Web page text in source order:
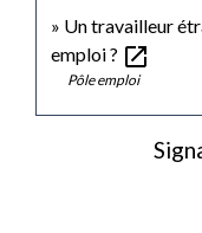
Un travailleur
emploi ? open_in_new
Pôle emploi